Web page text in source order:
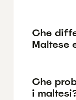
Che
Maltese
Che
i